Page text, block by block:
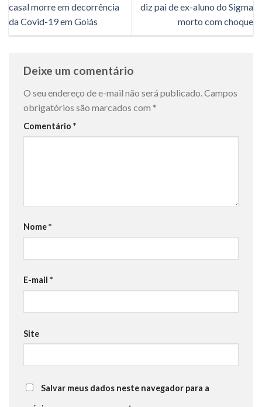
casal morre em decorrência
da Covid-19 em Goiás
diz pai de ex-aluno do Sigma
morto com choque
Deixe um comentário
O seu endereço de e-mail não será publicado.Campos
obrigatórios são marcados com *
Comentário *
Nome*
E-mail *
Site
Salvar meus dados neste navegador para a